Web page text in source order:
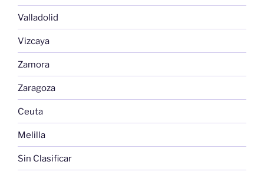
Valladolid
Vizcaya
Zamora
Zaragoza
Ceuta
Melilla
Sin Clasificar